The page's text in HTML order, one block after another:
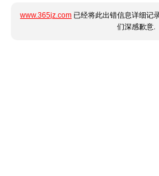
www.365jz.com 已经将此出错信息详细记
们深感歉意.